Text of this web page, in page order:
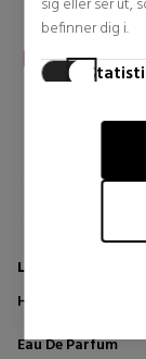
befinner dig i.
besökare
och
webbplatser.
och
LATTAFA
HAYAATI
Eau De Parfum